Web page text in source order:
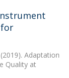
for
Adaptation
Quality at